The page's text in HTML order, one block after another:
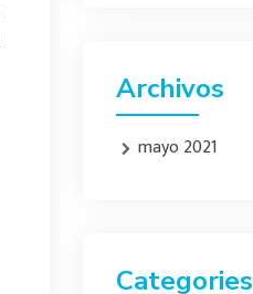
Archivos
mayo 2021
Categories